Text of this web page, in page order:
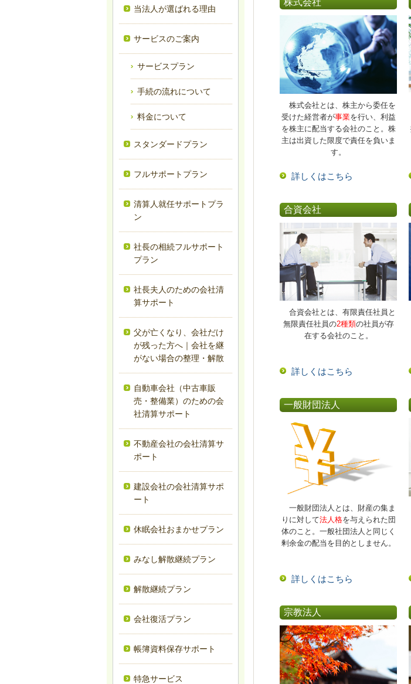
株式会社
株式会社とは、株主から委任を
受けた経営者が事業を行い、利益
を株主に配当する会社のこと。株
主は出資した限度で責任を負いま
す。
詳しくはこちら
合資会社
合資会社とは、有限責任社員と
無限責任社員の2種類の社員が存
在する会社のこと。
詳しくはこちら
一般財団法人
一般財団法人とは、財産の集ま
りに対して法人格を与えられた団
体のこと。一般社団法人と同じく
剰余金の配当を目的としません。
詳しくはこちら
宗教法人
当法人が選ばれる理由
サービスのご案内
サービスプラン
手続の流れについて
料金について
スタンダードプラン
フルサポートプラン
清算人就任サポートプラ
ン
社長の相続フルサポート
プラン
社長夫人のための会社清
算サポート
父が亡くなり、会社だけ
が残った方へ｜会社を継
がない場合の整理・解散
自動車会社（中古車販
売・整備業）のための会
社清算サポート
不動産会社の会社清算サ
ポート
建設会社の会社清算サポ
ート
休眠会社おまかせプラン
みなし解散継続プラン
解散継続プラン
会社復活プラン
帳簿資料保存サポート
特急サービス